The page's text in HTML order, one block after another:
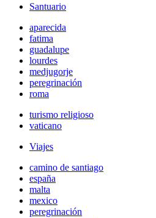
Santuario
aparecida
fatima
guadalupe
lourdes
medjugorje
peregrinación
roma
turismo religioso
vaticano
Viajes
camino de santiago
españa
malta
mexico
peregrinación